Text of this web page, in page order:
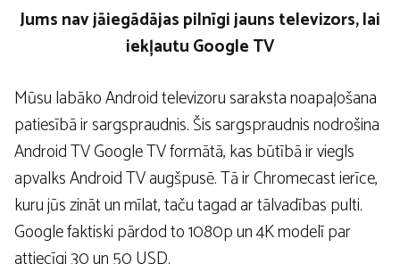
Jums nav jāiegādājas pilnīgi jauns televizors, lai
iekļautu Google TV
Mūsu labāko Android televizoru saraksta noapaļošana
patiesībā ir sargspraudnis. Šis sargspraudnis nodrošina
Android TV Google TV formātā, kas būtībā ir viegls
apvalks Android TV augšpusē. Tā ir Chromecast ierīce,
kuru jūs zināt un mīlat, taču tagad ar tālvadības pulti.
Google faktiski pārdod to 1080p un 4K modelī par